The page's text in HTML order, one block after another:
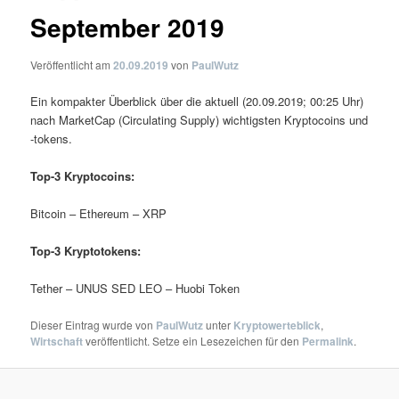
September 2019
Veröffentlicht am20.09.2019 von PaulWutz
Ein kompakter Überblick über die aktuell (20.09.2019; 00:25 Uhr)
nach MarketCap (Circulating Supply) wichtigsten Kryptocoins und
-tokens.
Top-3 Kryptocoins:
Bitcoin – Ethereum – XRP
Top-3 Kryptotokens:
Tether – UNUS SED LEO – Huobi Token
Dieser Eintrag wurde von PaulWutzunter Kryptowerteblick,
Wirtschaftveröffentlicht. Setze ein Lesezeichen für den Permalink.